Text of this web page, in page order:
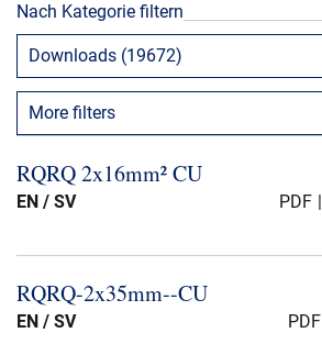
Über uns
Nachhaltigkeit
NKT Webseiten
Nach Kategorie filtern
Downloads (19672)
More filters
RQRQ 2x16mm² CU
EN / SV PDF
RQRQ-​2x35mm-​-​CU
EN / SV PDF